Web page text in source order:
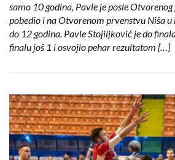
samo 10 godina, Pavle je posle
pobedio i na Otvorenom prvenstvu Niša
do 12 godina. Pavle Stojiljković je do
finalu još 1 i osvojio pehar rezultatom […]